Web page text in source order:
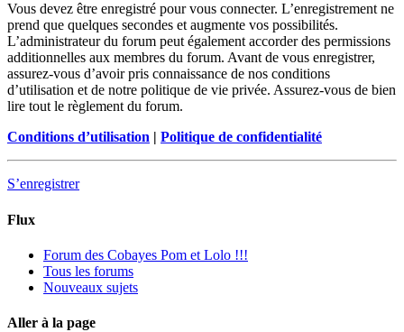
Vous devez être enregistré pour vous connecter. L’enregistrement ne
prend que quelques secondes et augmente vos possibilités.
L’administrateur du forum peut également accorder des permissions
additionnelles aux membres du forum. Avant de vous enregistrer,
assurez-vous d’avoir pris connaissance de nos conditions
d’utilisation et de notre politique de vie privée. Assurez-vous de bien
lire tout le règlement du forum.
Conditions d’utilisation | Politique de confidentialité
S’enregistrer
Flux
Forum des Cobayes Pom et Lolo !!!
Tous les forums
Nouveaux sujets
Aller à la page